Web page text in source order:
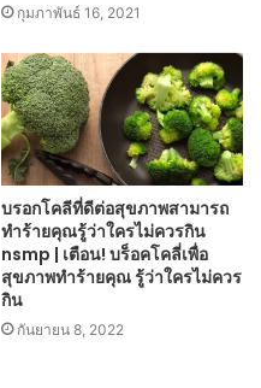
กุมภาพันธ์ 16, 2021
บรอกโคลีที่ดีต่อสุขภาพสามารถ
ทำร้ายคุณรู้ว่าใครไม่ควรกิน
nsmp | เตือน! บร็อคโคลี่เพื่อ
สุขภาพทำร้ายคุณ รู้ว่าใครไม่ควร
กิน
กันยายน 8, 2022